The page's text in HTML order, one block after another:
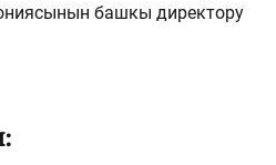
башкы директору